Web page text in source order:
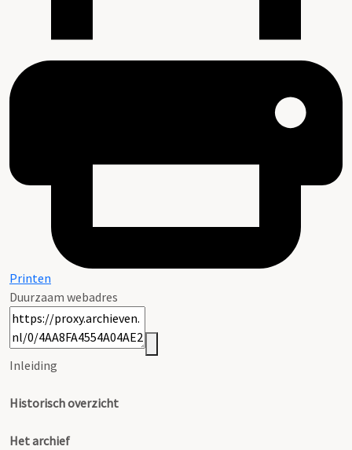
Printen
Duurzaam webadres
Inleiding
Historisch overzicht
Het archief